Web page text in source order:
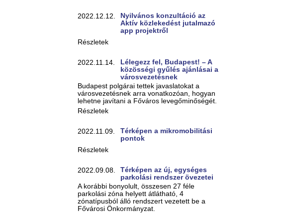
2022.12.12.
Nyilvános konzultáció az
Aktív közlekedést jutalmazó
app projektről
Részletek
2022.11.14.
Lélegezz fel, Budapest! – A
közösségi gyűlés ajánlásai a
városvezetésnek
Budapest polgárai tettek javaslatokat a
városvezetésnek arra vonatkozóan, hogyan
lehetne javítani a Főváros levegőminőségét.
Részletek
2022.11.09.
Térképen a mikromobilitási
pontok
Részletek
2022.09.08.
Térképen az új, egységes
parkolási rendszer övezetei
A korábbi bonyolult, összesen 27 féle
parkolási zóna helyett átlátható, 4
zónatípusból álló rendszert vezetett be a
Fővárosi Önkormányzat.